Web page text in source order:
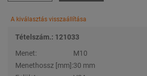
A kiválasztás visszaállítása
Tételszám.: 121033
Menet:
M10
Menethossz [mm]:30 mm